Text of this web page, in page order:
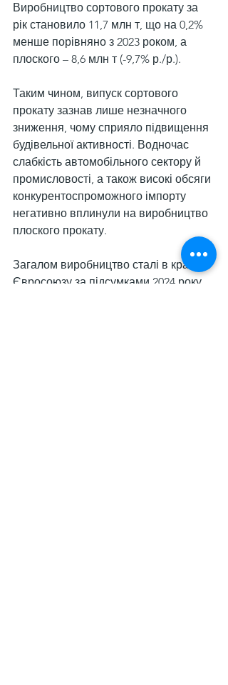
Виробництво сортового прокату за
рік становило 11,7 млн т, що на 0,2%
менше порівняно з 2023 роком, а
плоского – 8,6 млн т (-9,7% р./р.).
Таким чином, випуск сортового
прокату зазнав лише незначного
зниження, чому сприяло підвищення
будівельної активності. Водночас
слабкість автомобільного сектору й
промисловості, а також високі обсяги
конкурентоспроможного імпорту
негативно вплинули на виробництво
плоского прокату.
Загалом виробництво сталі в країнах
Євросоюзу за підсумками 2024 року